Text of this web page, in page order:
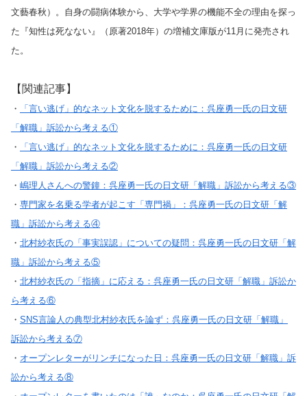
文藝春秋）。自身の闘病体験から、大学や学界の機能不全の理由を探っ
た『知性は死なない』（原著2018年）の増補文庫版が11月に発売され
た。
【関連記事】
・
「言い逃げ」的なネット文化を脱するために：呉座勇一氏の日文研
「解職」訴訟から考える①
・
「言い逃げ」的なネット文化を脱するために：呉座勇一氏の日文研
「解職」訴訟から考える②
・ 嶋理人さんへの警鐘：呉座勇一氏の日文研「解職」訴訟から考える③
・ 専門家を名乗る学者が起こす「専門禍」：呉座勇一氏の日文研「解
職」訴訟から考える④
・ 北村紗衣氏の「事実誤認」についての疑問：呉座勇一氏の日文研「解
職」訴訟から考える⑤
・ 北村紗衣氏の「指摘」に応える：呉座勇一氏の日文研「解職」訴訟か
ら考える⑥
・ SNS言論人の典型北村紗衣氏を論ず：呉座勇一氏の日文研「解職」
訴訟から考える⑦
・ オープンレターがリンチになった日：呉座勇一氏の日文研「解職」訴
訟から考える⑧